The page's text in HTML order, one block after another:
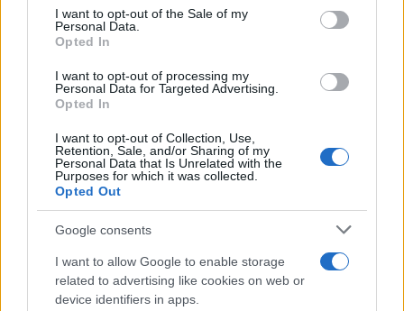
services and may gather and store information including but
not limited to your visit or usage behaviour. You may click to
grant or deny consent to Google and its third-party tags to
consent section.
I want to opt-out of the Sale of my
Personal Data.
Opted In
I want to opt-out of processing my
Personal Data for Targeted Advertising.
Opted In
I want to opt-out of Collection, Use,
Retention, Sale, and/or Sharing of my
Personal Data that Is Unrelated with the
Purposes for which it was collected.
Opted Out
Google consents
I want to allow Google to enable storage
related to advertising like cookies on web or
device identifiers in apps.
©2026 - giardinaggio.net - p.iva 03338800984
Collabora con Giardinaggio.net